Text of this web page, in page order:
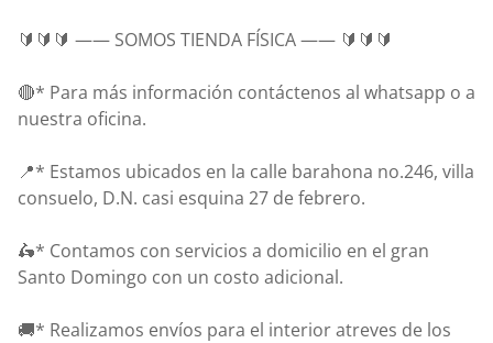
🔰🔰🔰 —— SOMOS TIENDA FÍSICA —— 🔰🔰🔰
🔴* Para más información contáctenos al whatsapp o a
nuestra oficina.
📍* Estamos ubicados en la calle barahona no.246, villa
consuelo, D.N. casi esquina 27 de febrero.
🛵* Contamos con servicios a domicilio en el gran
Santo Domingo con un costo adicional.
🚚* Realizamos envíos para el interior atreves de los